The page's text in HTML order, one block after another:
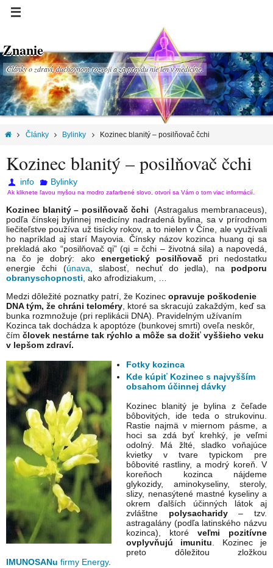
Znanie
Články o zdraví, duchovnom rozvoji a za pravdu nie len v medicíne.
Články Bylinky Kozinec blanitý – posilňovač čchi
Kozinec blanitý – posilňovač čchi
info Bylinky
Ak kliknete ľavou myšou na modro zafarbené slovo, otvorí sa Vám o tom viac informácií.
Kozinec blanitý – posilňovač čchi
(Astragalus membranaceus),
podľa čínskej bylinnej medicíny nadradená bylina, sa v prírodnom
liečiteľstve používa už tisícky rokov, a to nielen v Číne, ale využívali
ho napríklad aj starí Mayovia. Čínsky názov kozinca huang qi sa
prekladá ako “posilňovač qi” (qi = čchi – životná sila) a napovedá,
na čo je dobrý: ako energetický posilňovač pri nedostatku
energie čchi (únava , slabosť, nechuť do jedla), na podporu
obranyschopnosti , ako afrodiziakum, …
Medzi dôležité poznatky patrí, že Kozinec opravuje poškodenie
DNA tým, že chráni teloméry , ktoré sa skracujú zakaždým, keď sa
bunka rozmnožuje (pri replikácii DNA). Pravidelným užívaním
Kozinca tak dochádza k apoptóze (bunkovej smrti) oveľa neskôr,
čím človek nestárne tak rýchlo a môže sa dožiť vyššieho veku
v lepšom zdraví.
Fotky kozinca
Kde kúpiť Kozinec s najvyšším
obsahom účinnej dávky
Kozinec blanitý je bylina z čeľade
bôbovitých, ide teda o strukovinu.
Rastie najmä v miernom pásme, a
hoci sa zdá byť krehký, je veľmi
odolný. Má žlté, sladko voňajúce
kvietky v tvare typickom pre
bôbovité rastliny, a modrý koreň. V
koreňoch kozinca nájdeme
glykozidy, aminokyseliny, steroly,
slizy, nenasýtené mastné kyseliny a
okrem ďalších účinných látok aj
zvláštne polysacharidy– tzv.
astragalány (podľa latinského názvu
kozinca), ktoré veľmi pozitívne
ovplyvňujú imunitu . Kozinec je
preto dôležitou zložkou
IMUNOSANu firmy Energy.